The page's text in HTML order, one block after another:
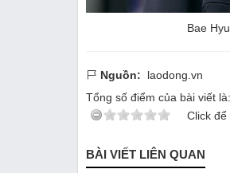
Bae
Nguồn: laodong.vn
Tổng số điểm của bài viết là:
Click
BÀI VIẾT LIÊN QUAN